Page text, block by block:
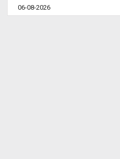
06-08-2026